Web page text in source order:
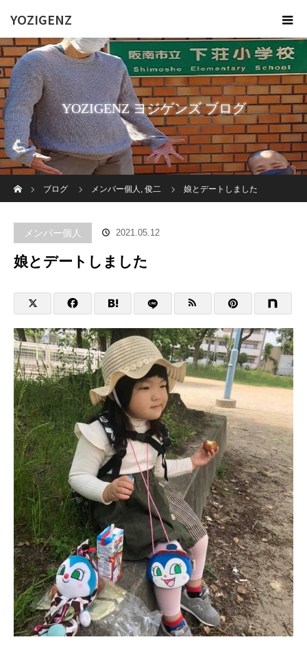
YOZIGENZ
YOZIGENZ ヨジゲンズ ブログ
ブログ
メンバー個人 , 俊二 娘とデートしました
メンバー個人 2021.05.12
娘とデートしました